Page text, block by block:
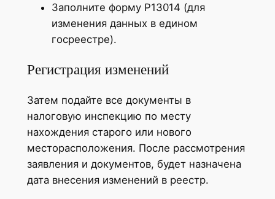
Заполните форму Р13014 (для
изменения данных в едином
госреестре).
Регистрация изменений
Затем подайте все документы в
налоговую инспекцию по месту
нахождения старого или нового
месторасположения. После рассмотрения
заявления и документов, будет назначена
дата внесения изменений в реестр.